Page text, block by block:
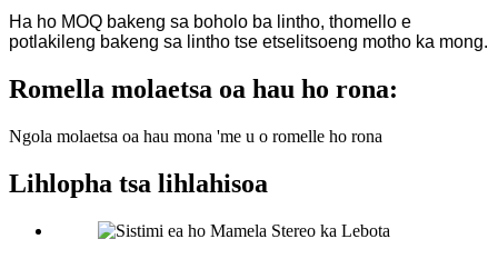
Ha ho MOQ bakeng sa boholo ba lintho, thomello e
potlakileng bakeng sa lintho tse etselitsoeng motho ka mong.
Romella molaetsa oa hau ho rona:
Ngola molaetsa oa hau mona 'me u o romelle ho rona
Lihlopha tsa lihlahisoa